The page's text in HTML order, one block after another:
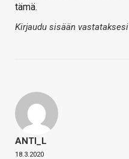
tämä.
Kirjaudu sisään vastataksesi
ANTI_L
18.3.2020